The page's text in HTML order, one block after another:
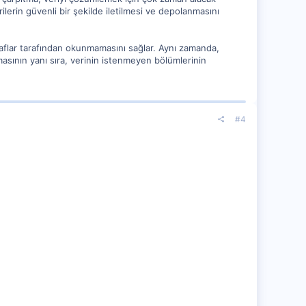
güvenli bir şekilde iletilmesi ve depolanmasını
tarafından okunmamasını sağlar. Aynı zamanda,
yanı sıra, verinin istenmeyen bölümlerinin
#4